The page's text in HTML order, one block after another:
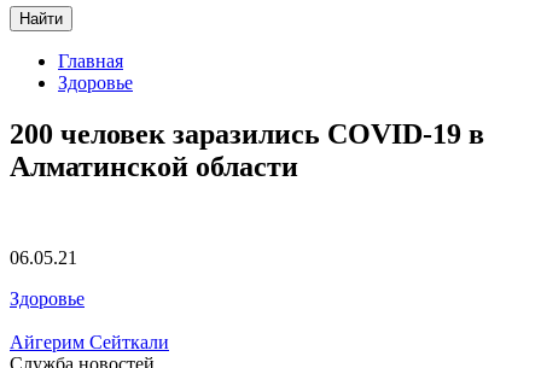
Найти
Главная
Здоровье
200 человек заразились COVID-19 в
Алматинской области
06.05.21
Здоровье
Айгерим Сейткали